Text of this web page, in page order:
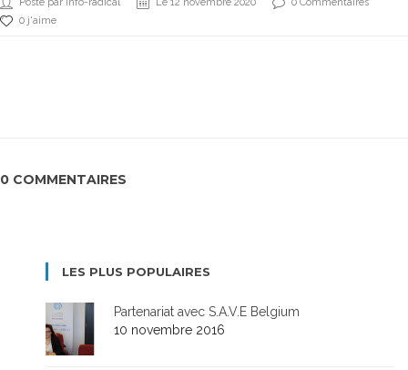
0 j'aime
0 COMMENTAIRES
LES PLUS POPULAIRES
Partenariat avec S.A.V.E Belgium
10 novembre 2016